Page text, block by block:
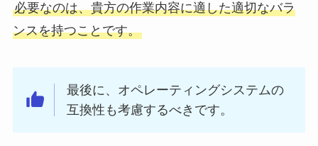
必要なのは、貴方の作業内容に適した適切なバラ
ンスを持つことです。
最後に、オペレーティングシステムの
互換性も考慮するべきです。